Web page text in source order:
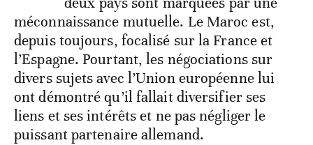
méconnaissance mutuelle. Le Maroc est,
depuis toujours, focalisé sur la France et
l’Espagne. Pourtant, les négociations sur
divers sujets avec l’Union européenne lui
ont démontré qu’il fallait diversifier ses
liens et ses intérêts et ne pas négliger le
puissant partenaire allemand.